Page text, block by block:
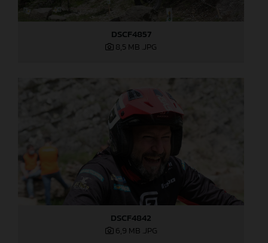
DSCF4857
8,5 MB .JPG
DSCF4842
6,9 MB .JPG